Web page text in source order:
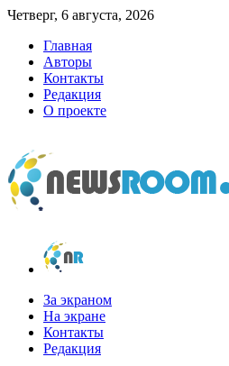
Четверг, 6 августа, 2026
Главная
Авторы
Контакты
Редакция
О проекте
newsroom.su
Новости о новостях
За экраном
На экране
Контакты
Редакция